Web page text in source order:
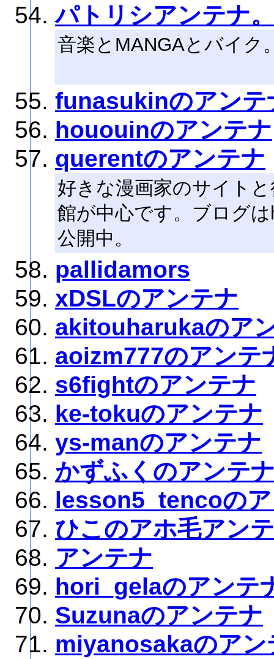
パトリシアンテナ。
音楽とMANGAとバイク
funasukinのアンテ
hououinのアンテナ
querentのアンテナ
好きな漫画家のサイト
館が中心です。ブログ
公開中。
pallidamors
xDSLのアンテナ
akitouharukaのア
aoizm777のアンテ
s6fightのアンテナ
ke-tokuのアンテナ
ys-manのアンテナ
かずふくのアンテ
lesson5_tencoの
ひこのアホ毛アン
アンテナ
hori_gelaのアンテ
Suzunaのアンテナ
miyanosakaのアン